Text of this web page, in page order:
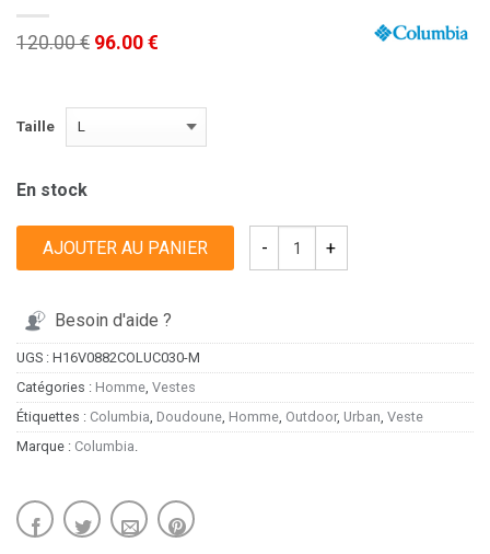
120.00 € 96.00 €
Taille
En stock
AJOUTER AU PANIER
Besoin d'aide ?
UGS : H16V0882COLUC030-M
Catégories : Homme, Vestes
Étiquettes : Columbia, Doudoune, Homme, Outdoor, Urban, Veste
Marque : Columbia.